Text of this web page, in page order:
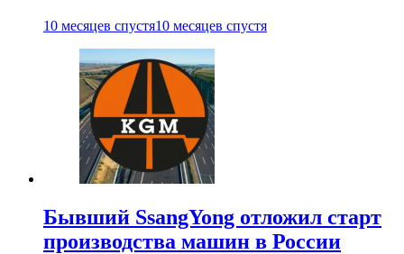
10 месяцев спустя10 месяцев спустя
Бывший SsangYong отложил старт
производства машин в России